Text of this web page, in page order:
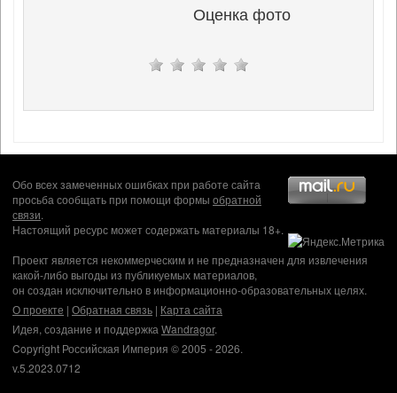
Оценка фото
Обо всех замеченных ошибках при работе сайта
просьба сообщать при помощи формы обратной
связи.
Настоящий ресурс может содержать материалы 18+.
Проект является некоммерческим и не предназначен для извлечения
какой-либо выгоды из публикуемых материалов,
он создан исключительно в информационно-образовательных целях.
О проекте | Обратная связь | Карта сайта
Идея, создание и поддержка Wandragor.
Copyright Российская Империя © 2005 - 2026.
v.5.2023.0712